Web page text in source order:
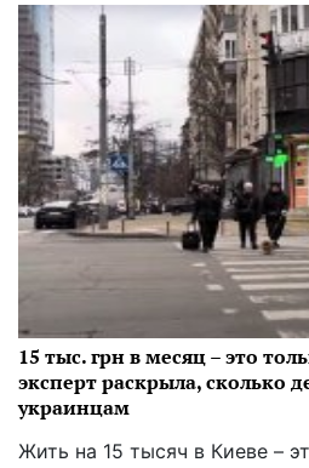
15 тыс. грн в месяц – это
эксперт раскрыла, сколько
украинцам
Жить на 15 тысяч в Киеве –